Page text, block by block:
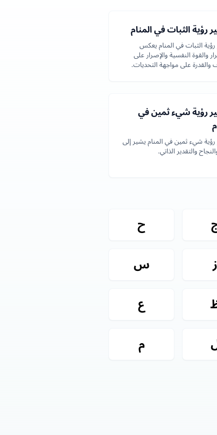
رؤية الثبات في المنام
الثبات في المنام يعكس
والقوة النفسية والإصرار على
والقدرة على مواجهة التحديات.
رؤية شيء ثمين في
شيء ثمين في المنام يشير إلى
والتقدير الذاتي.
ح
ز س
ع
م